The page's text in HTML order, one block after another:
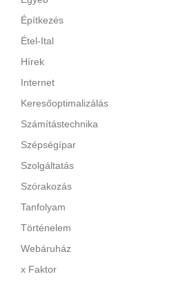
Építkezés
Étel-Ital
Hírek
Internet
Keresőoptimalizálás
Számítástechnika
Szépségípar
Szolgáltatás
Szórakozás
Tanfolyam
Történelem
Webáruház
x Faktor